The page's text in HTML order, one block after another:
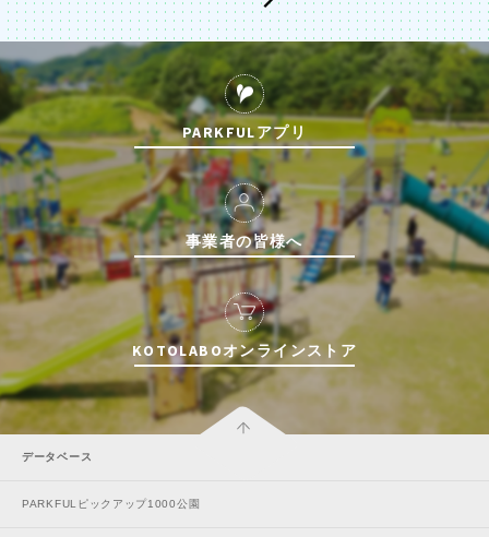
PARKFULアプリ
事業者の皆様へ
KOTOLABOオンラインストア
データベース
PARKFULピックアップ1000公園